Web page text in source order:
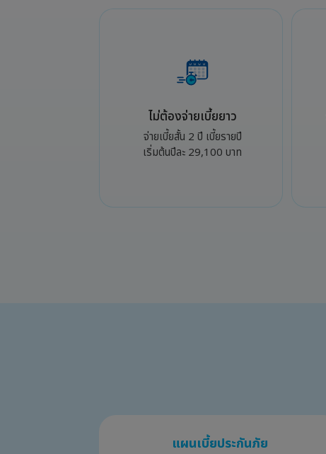
ไม่ต้องจ่ายเบี้ยยาว
จ่ายเบี้ยสั้น 2 ปี เบี้ยรายปี
เริ่มต้นปีละ 29,100 บาท
แผนเบี้ยประกันภัย